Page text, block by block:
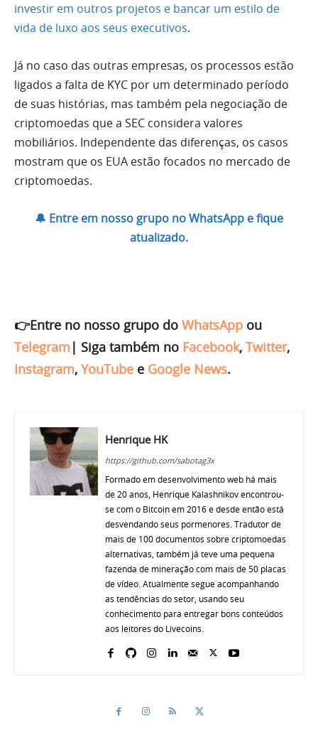
investir em outros projetos e bancar um estilo de
vida de luxo aos seus executivos.
Já no caso das outras empresas, os processos estão
ligados a falta de KYC por um determinado período
de suas histórias, mas também pela negociação de
criptomoedas que a SEC considera valores
mobiliários. Independente das diferenças, os casos
mostram que os EUA estão focados no mercado de
criptomoedas.
🔔 Entre em nosso grupo no WhatsApp e fique
atualizado.
👉Entre no nosso grupo do WhatsApp ou
Telegram | Siga também no Facebook, Twitter,
Instagram, YouTube e Google News.
Henrique HK
https://github.com/sabotag3x
Formado em desenvolvimento web há mais
de 20 anos, Henrique Kalashnikov encontrou-
se com o Bitcoin em 2016 e desde então está
desvendando seus pormenores. Tradutor de
mais de 100 documentos sobre criptomoedas
alternativas, também já teve uma pequena
fazenda de mineração com mais de 50 placas
de vídeo. Atualmente segue acompanhando
as tendências do setor, usando seu
conhecimento para entregar bons conteúdos
aos leitores do Livecoins.